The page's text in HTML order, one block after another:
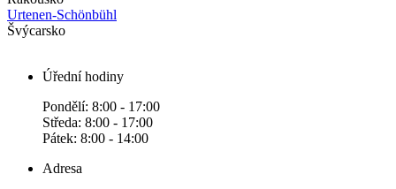
Urtenen-Schönbühl
Švýcarsko
Úřední hodiny
Pondělí: 8:00 - 17:00
Středa: 8:00 - 17:00
Pátek: 8:00 - 14:00
Adresa